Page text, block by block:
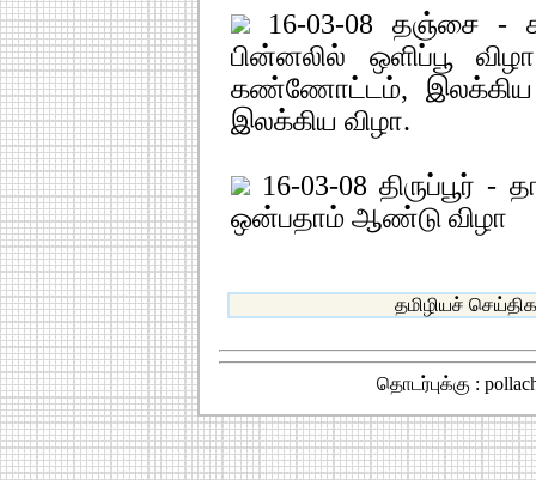
16-03-08 தஞ்சை -
பின்னலில் ஒளிப்பூ
கண்ணோட்டம், இலக்கிய
இலக்கிய விழா.
16-03-08 திருப்பூர்
ஒன்பதாம் ஆண்டு விழா
தமிழியச்
தொடர்புக்கு :